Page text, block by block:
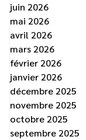
juin 2026
mai 2026
avril 2026
mars 2026
février 2026
janvier 2026
décembre 2025
novembre 2025
octobre 2025
septembre 2025